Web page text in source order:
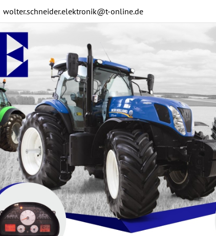
wolter.schneider.elektronik@t-online.de